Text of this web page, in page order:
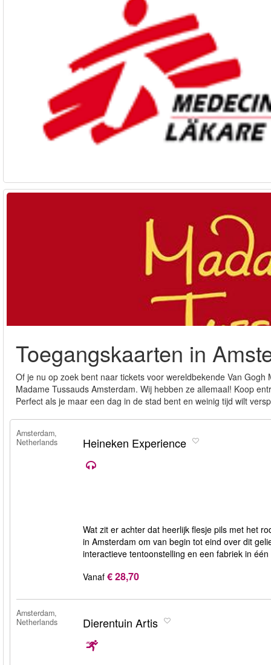
Toegangskaarten in
Of je nu op zoek bent naar tickets voor wereldbekende Van
Madame Tussauds Amsterdam. Wij hebben ze allemaal! Koop
Perfect als je maar een dag in de stad bent en weinig tijd wilt
Amsterdam,
Netherlands
Heineken Experience
Wat zit er achter dat heerlijk flesje pils met het
in Amsterdam om van begin tot eind over dit
interactieve tentoonstelling en een fabriek in
Vanaf € 28,70
Amsterdam,
Netherlands
Dierentuin Artis